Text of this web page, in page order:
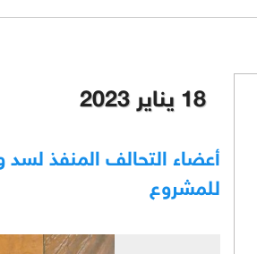
18 يناير 2023
أعضاء التحالف المنفذ
للمشروع